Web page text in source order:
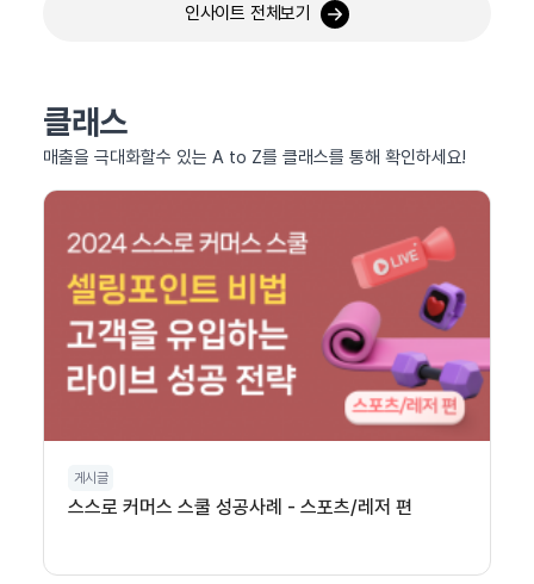
인사이트 전체보기
클래스
매출을 극대화할수 있는 A to Z를 클래스를 통해 확인하세요!
게시글
스스로 커머스 스쿨 성공사례 - 스포츠/레저 편